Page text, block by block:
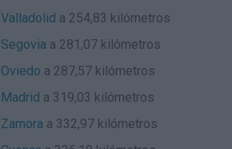
Valladolid a 254,83 kilómetros
Segovia a 281,07 kilómetros
Oviedo a 287,57 kilómetros
Madrid a 319,03 kilómetros
Zamora a 332,97 kilómetros